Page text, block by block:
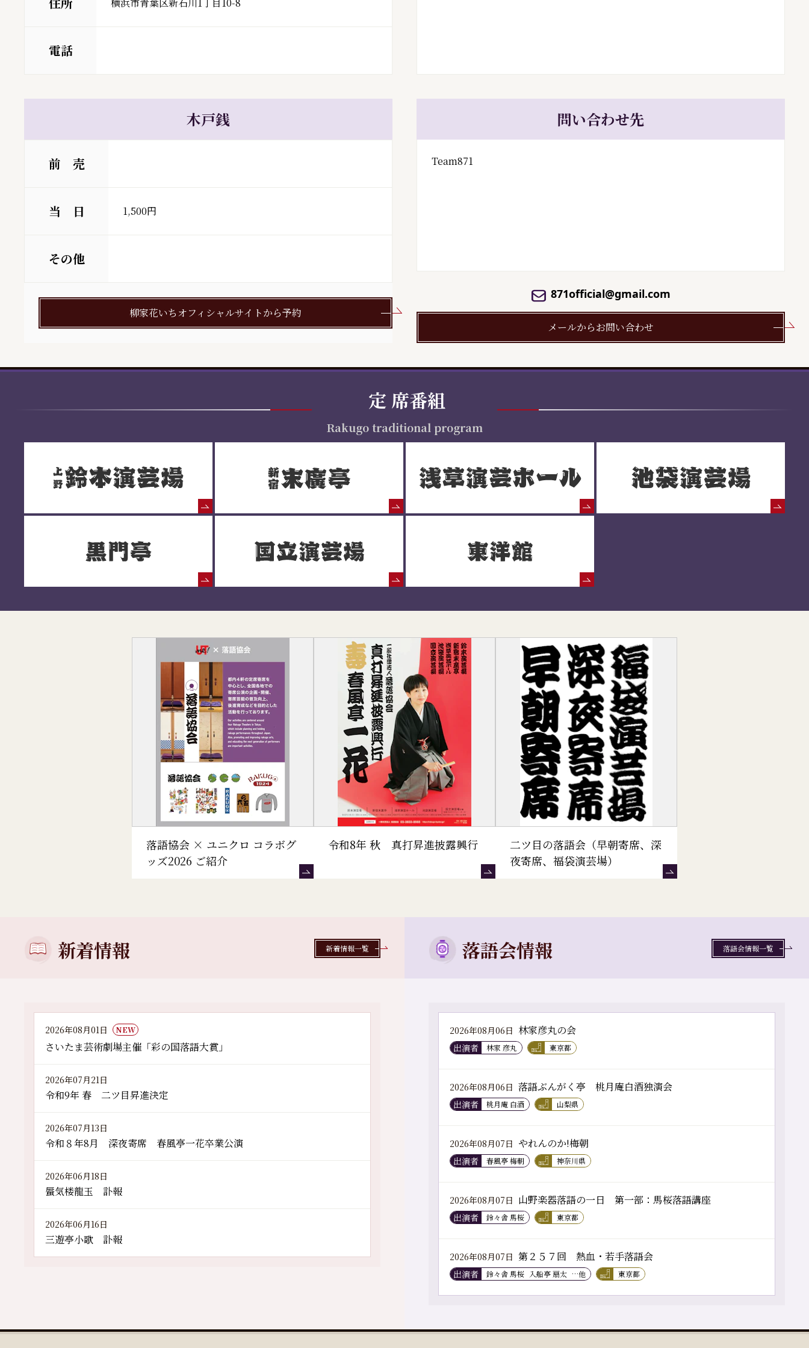
電話
木戸銭
前 売
当 日 1,500円
その他
柳家花いちオフィシャルサイトから予約
問い合わせ先
Team871
871official@gmail.com
メールからお問い合わせ
定 席番組
Rakugo traditional program
落語協会 × ユニクロ コラボグ
ッズ2026 ご紹介
令和8年 秋 真打昇進披露興行
二ツ目の落語会（早朝寄席、深
夜寄席、福袋演芸場）
新着情報
2026年08月01日 NEW
さいたま芸術劇場主催「彩の国落語大賞」
2026年07月21日
令和9年 春 二ツ目昇進決定
2026年07月13日
令和８年8月 深夜寄席 春風亭一花卒業公演
2026年06月18日
蜃気楼龍玉 訃報
2026年06月16日
三遊亭小歌 訃報
新着情報一覧 落語会情報
2026年08月06日 林家彦丸の会
出演者 林家 彦丸 東京都
2026年08月06日 落語ぶんがく亭 桃月庵白酒独演会
出演者 桃月庵 白酒 山梨県
2026年08月07日 やれんのか!梅朝
出演者 春風亭 梅朝 神奈川県
2026年08月07日 山野楽器落語の一日 第一部：馬桜落語講座
出演者 鈴々舎 馬桜 東京都
2026年08月07日 第２５７回 熱血・若手落語会
出演者 鈴々舎 馬桜 入船亭 扇太 …他 東京都
落語会情報一覧